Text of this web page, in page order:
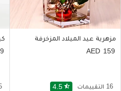
مزهرية عيد الميلاد المزخرفة
159
4.5 star_half 16 التقييمات 5